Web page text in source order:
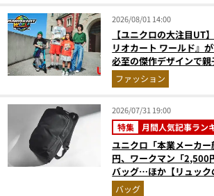
2026/08/01 14:00
【ユニクロの大注目
リオカート ワールド』
必至の傑作デザインで
適ファッション
2026/07/31 19:00
特集 月間人気記事ラン
ユニクロ「本業メーカ
円、ワークマン「2,500
バッグ…ほか【リュック
ベスト3】（2026年6月版
バッグ